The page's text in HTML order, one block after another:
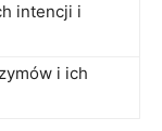
intencji i
i ich